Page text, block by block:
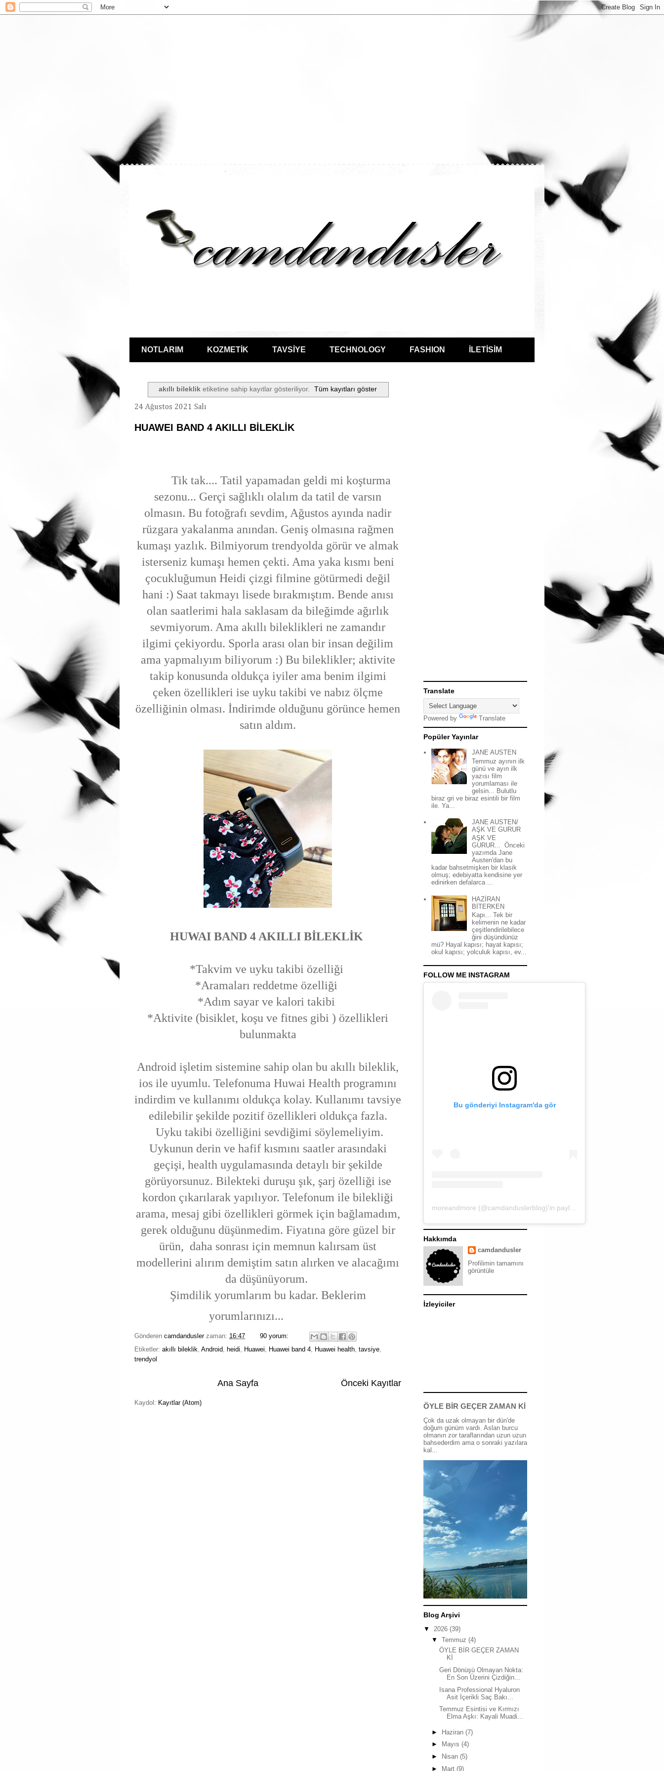
NOTLARIM KOZMETİK TAVSİYE TECHNOLOGY FASHION İLETİSİM
akıllı bilekliketiketine sahip kayıtlar gösteriliyor. Tüm kayıtları göster
24 Ağustos 2021 Salı
HUAWEI BAND 4 AKILLI BİLEKLİK
Tik tak.... Tatil yapamadan geldi mi koşturma
sezonu... Gerçi sağlıklı olalım da tatil de varsın
olmasın. Bu fotoğrafı sevdim, Ağustos ayında nadir
rüzgara yakalanma anından. Geniş olmasına rağmen
kumaşı yazlık. Bilmiyorum trendyolda görür ve almak
isterseniz kumaşı hemen çekti. Ama yaka kısmı beni
çocukluğumun Heidi çizgi filmine götürmedi değil
hani :) Saat takmayı lisede bırakmıştım. Bende anısı
olan saatlerimi hala saklasam da bileğimde ağırlık
sevmiyorum. Ama akıllı bileklikleri ne zamandır
ilgimi çekiyordu. Sporla arası olan bir insan değilim
ama yapmalıyım biliyorum :) Bu bileklikler; aktivite
takip konusunda oldukça iyiler ama benim ilgimi
çeken özellikleri ise uyku takibi ve nabız ölçme
özelliğinin olması. İndirimde olduğunu görünce hemen
satın aldım.
HUWAI BAND 4 AKILLI BİLEKLİK
*Takvim ve uyku takibi özelliği
*Aramaları reddetme özelliği
*Adım sayar ve kalori takibi
*Aktivite (bisiklet, koşu ve fitnes gibi ) özellikleri
bulunmakta
Android işletim sistemine sahip olan bu akıllı bileklik,
ios ile uyumlu. Telefonuma Huwai Health programını
indirdim ve kullanımı oldukça kolay. Kullanımı tavsiye
edilebilir şekilde pozitif özellikleri oldukça fazla.
Uyku takibi özelliğini sevdiğimi söylemeliyim.
Uykunun derin ve hafif kısmını saatler arasındaki
geçişi, health uygulamasında detaylı bir şekilde
görüyorsunuz. Bilekteki duruşu şık, şarj özelliği ise
kordon çıkarılarak yapılıyor. Telefonum ile bilekliği
arama, mesaj gibi özellikleri görmek için bağlamadım,
gerek olduğunu düşünmedim. Fiyatına göre güzel bir
ürün, daha sonrası için memnun kalırsam üst
modellerini alırım demiştim satın alırken ve alacağımı
da düşünüyorum.
Şimdilik yorumlarım bu kadar. Beklerim
yorumlarınızı...
Gönderen camdandusler zaman: 16:47
90 yorum:
Etiketler: akıllı bileklik Android heidi Huawei Huawei band 4 Huawei health tavsiye
trendyol
Önceki Kayıtlar
Ana Sayfa
Kaydol: Kayıtlar (Atom)
Translate
Powered by Translate
Popüler Yayınlar
JANE AUSTEN
Temmuz ayının ilk
günü ve ayın ilk
yazısı film
yorumlaması ile
gelsin... Bulutlu
biraz gri ve biraz esintili bir film
ile. Ya...
JANE AUSTEN/
AŞK VE GURUR
AŞK VE
GURUR... Önceki
yazımda Jane
Austen'dan bu
kadar bahsetmişken bir klasik
olmuş; edebiyatta kendisine yer
edinirken defalarca ...
HAZİRAN
BİTERKEN
Kapı... Tek bir
kelimenin ne kadar
çeşitlendirilebilece
ğini düşündünüz
mü? Hayal kapısı; hayat kapısı;
okul kapısı; yolculuk kapısı, ev...
FOLLOW ME INSTAGRAM
Bu gönderiyi Instagram'da gör
Hakkımda
camdandusler
Profilimin tamamını
görüntüle
İzleyiciler
ÖYLE BİR GEÇER ZAMAN Kİ
Çok da uzak olmayan bir dün'de
doğum günüm vardı. Aslan burcu
olmanın zor taraflarından uzun uzun
bahsederdim ama o sonraki yazılara
kal...
Blog Arşivi
▼ 2026 (39)
▼ Temmuz (4)
ÖYLE BİR GEÇER ZAMAN
Kİ
Geri Dönüşü Olmayan Nokta:
En Son Üzerini Çizdiğin...
Isana Professional Hyaluron
Asit İçerikli Saç Bakı...
Temmuz Esintisi ve Kırmızı
Elma Aşkı: Kayali Muadi...
► Haziran (7)
►
Mayıs (4)
►
Nisan (5)
►
Mart (9)